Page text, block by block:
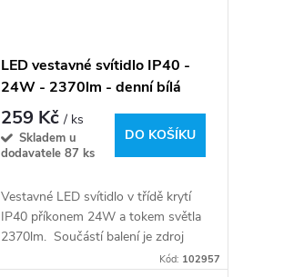
LED vestavné svítidlo IP40 -
24W - 2370lm - denní bílá
259 Kč/ ks
Skladem u
dodavatele 87 ks
DO KOŠÍKU
Vestavné LED svítidlo v třídě krytí
IP40 příkonem 24W a tokem světla
2370lm. Součástí balení je zdroj
pro napájení panelu a sada 2 pružin
Kód: 102957